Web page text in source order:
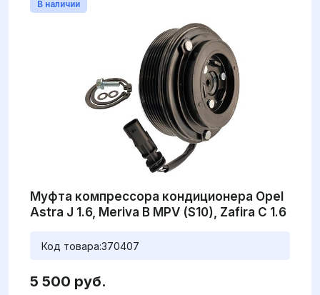
В наличии
Муфта компрессора кондиционера Opel
Astra J 1.6, Meriva B MPV (S10), Zafira C 1.6
Код товара:370407
5 500 руб.